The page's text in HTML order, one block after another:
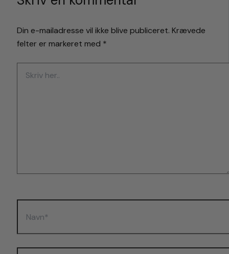
Din e-mailadresse vil ikke blive publiceret. Krævede
felter er markeret med *
her..